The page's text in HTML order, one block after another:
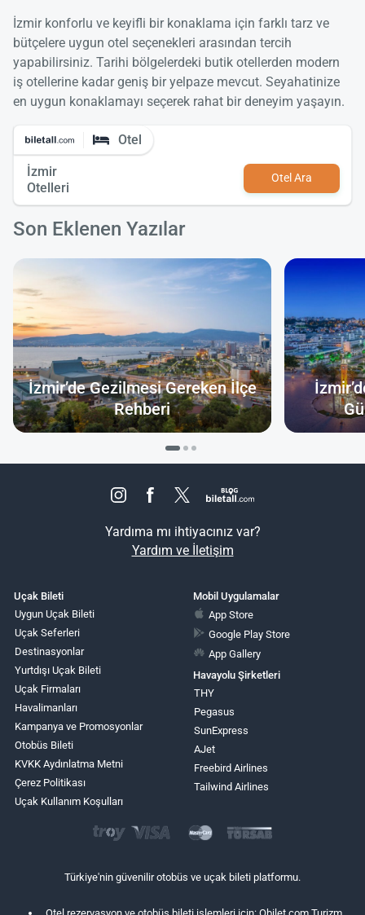
İzmir konforlu ve keyifli bir konaklama için farklı tarz ve
bütçelere uygun otel seçenekleri arasından tercih
yapabilirsiniz. Tarihi bölgelerdeki butik otellerden modern
iş otellerine kadar geniş bir yelpaze mevcut. Seyahatinize
en uygun konaklamayı seçerek rahat bir deneyim yaşayın.
Otel
İzmir
Otelleri
Otel Ara
Son Eklenen Yazılar
İzmir’de Gezilmesi Gereken İlçe
Rehberi
Yardıma mı ihtiyacınız var?
Yardım ve İletişim
Uçak Bileti
Uygun Uçak Bileti
Uçak Seferleri
Destinasyonlar
Yurtdışı Uçak Bileti
Uçak Firmaları
Havalimanları
Kampanya ve Promosyonlar
Otobüs Bileti
KVKK Aydınlatma Metni
Çerez Politikası
Uçak Kullanım Koşulları
Mobil Uygulamalar
App Store
Google Play Store
App Gallery
Havayolu Şirketleri
THY
Pegasus
SunExpress
AJet
Freebird Airlines
Tailwind Airlines
Türkiye'nin güvenilir otobüs ve uçak bileti platformu.